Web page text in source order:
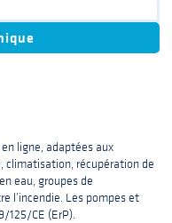
ligne, adaptées aux
climatisation, récupération de
eau, groupes de
l’incendie. Les pompes et
125/CE (ErP).